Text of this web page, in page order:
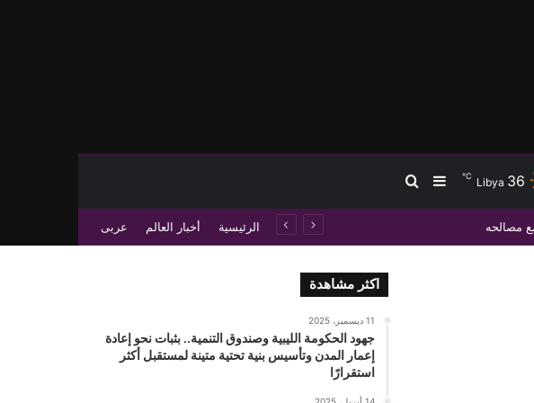
Libya 36
℃ إضافة عمود جانبي
بحث عن
الرئيسية أخبار العالم عربى
اكثر مشاهدة
11 ديسمبر، 2025
جهود الحكومة الليبية وصندوق التنمية.. بثبات نحو إعادة
إعمار المدن وتأسيس بنية تحتية متينة لمستقبل أكثر
استقرارًا